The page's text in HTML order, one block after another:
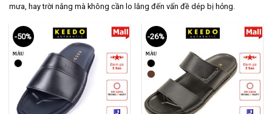
mưa, hay trời nắng mà không cần lo lắng đến vấn đề dép bị hỏng.
-50% -26%